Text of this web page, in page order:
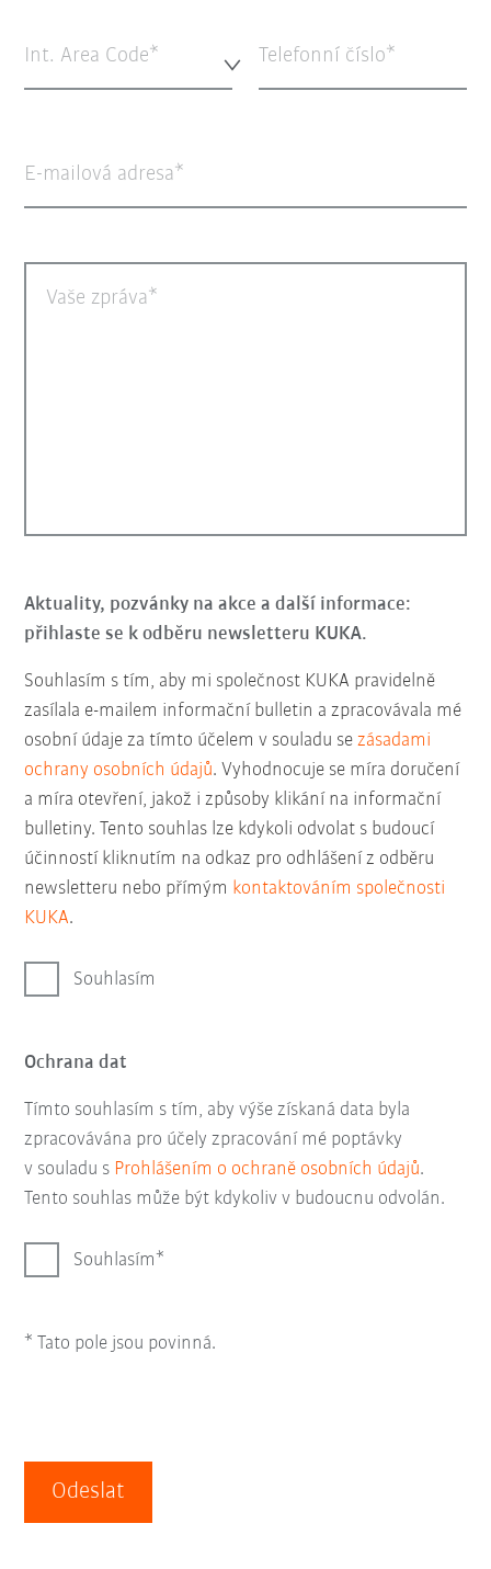
Int. Area Code* Telefonní číslo
E-mailová adresa
Vaše zpráva
Aktuality, pozvánky na akce a další informace:
přihlaste se k odběru newsletteru KUKA.
Souhlasím s tím, aby mi společnost KUKA pravidelně
zasílala e-mailem informační bulletin a zpracovávala mé
osobní údaje za tímto účelem v souladu sezásadami
ochrany osobních údajů. Vyhodnocuje se míra doručení
a míra otevření, jakož i způsoby klikání na informační
bulletiny. Tento souhlas lze kdykoli odvolat s budoucí
účinností kliknutím na odkaz pro odhlášení z odběru
newsletteru nebo přímým kontaktováním společnosti
KUKA.
Souhlasím
Ochrana dat
Tímto souhlasím s tím, aby výše získaná data byla
zpracovávána pro účely zpracování mé poptávky
v souladu s Prohlášením o ochraně osobních údajů.
Tento souhlas může být kdykoliv v budoucnu odvolán.
Souhlasím
* Tato pole jsou povinná.
Odeslat